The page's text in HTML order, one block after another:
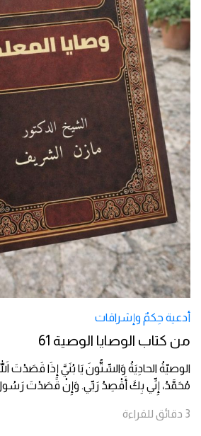
أدعية حِكمٌ وإشراقات
من كتاب الوصايا الوصية 61
الوصيّةُ الحادِيَةُ وَالسِّتُّونَ يَا بُنَيَّ إِذَا قَصَدْتَ
مُحَمَّدُ، إِنِّي بِكَ أَقْصِدُ رَبِّي. وَإِنْ قَصَدْتَ رَسُولَ
3 دقائق للقراءة